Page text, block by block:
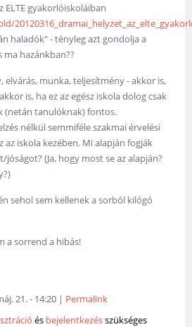
ELTE gyakorlóiskoláiban
haladók" - tényleg azt gondolja a
ma hazánkban??
elvárás, munka, teljesítmény - akkor is,
is, ha ez az egész iskola dolog csak
(netán tanulóknak) fontos.
nélkül semmiféle szakmai érvelési
az iskola kezében. Mi alapján fogják
(Ja, hogy most se az alapján?
sehol sem kellenek a sorból kilógó
a sorrend a hibás!
21. - 14:20 | Permalink
és bejelentkezésszükséges